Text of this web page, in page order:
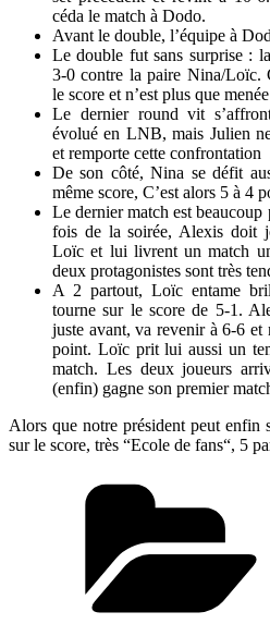
céda le match à Dodo.
Avant le double, l’équipe à
Le double fut sans surprise :
3-0 contre la paire Nina/Loïc.
le score et n’est plus que
Le dernier round vit
évolué en LNB, mais Julien
et remporte cette confrontation
De son côté, Nina se défit
même score, C’est alors 5 à 4
Le dernier match est
fois de la soirée, Alexis doit
Loïc et lui livrent un match
deux protagonistes sont très
A 2 partout, Loïc entame
tourne sur le score de 5-1.
juste avant, va revenir à 6-6 et
point. Loïc prit lui aussi un
match. Les deux joueurs
(enfin) gagne son premier
Alors que notre président peut enfin
sur le score, très “Ecole de fans“, 5